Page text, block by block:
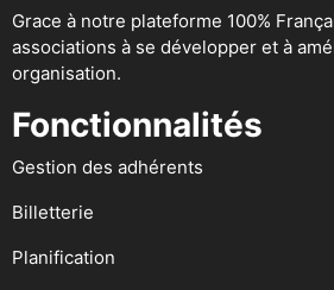
Grace à notre plateforme 100%
associations à se développer et à
organisation.
Fonctionnalités
Gestion des adhérents
Billetterie
Planification